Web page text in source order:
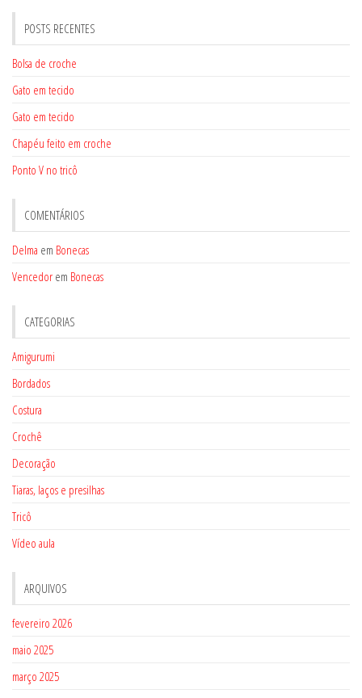
POSTS RECENTES
Bolsa de croche
Gato em tecido
Gato em tecido
Chapéu feito em croche
Ponto V no tricô
COMENTÁRIOS
Delma em Bonecas
Vencedor em Bonecas
CATEGORIAS
Amigurumi
Bordados
Costura
Crochê
Decoração
Tiaras, laços e presilhas
Tricô
Vídeo aula
ARQUIVOS
fevereiro 2026
maio 2025
março 2025